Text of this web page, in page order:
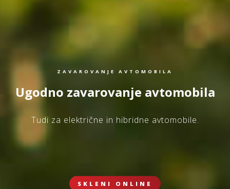
ZAVAROVANJE AVTOMOBILA
Ugodno zavarovanje avtomobila
Tudi za električne in hibridne avtomobile.
SKLENI ONLINE